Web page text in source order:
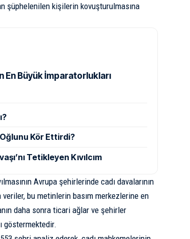
şüphelenilen kişilerin kovuşturulmasına
En Büyük İmparatorlukları
Kör Ettirdi?
Tetikleyen Kıvılcım
Avrupa şehirlerinde cadı davalarının
bu metinlerin basım merkezlerine en
daha sonra ticari ağlar ve şehirler
göstermektedir.